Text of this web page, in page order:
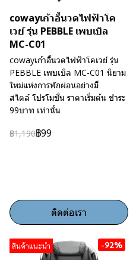
cowayเก้าอี้นวดไฟฟ้าโค
เวย์ รุ่น PEBBLE เพบเบิล
MC-C01
cowayเก้าอี้นวดไฟฟ้าโคเวย์ รุ่น
PEBBLE เพบเบิล MC-C01 นิยาม
ใหม่แห่งการพักผ่อนอย่างมี
สไตล์ โปรโมชั่น ราคาเริ่มต้น ชำระ
99บาท เท่านั้น
฿1,190฿99
ติดต่อเรา
สินค้าแนะนำ -92%